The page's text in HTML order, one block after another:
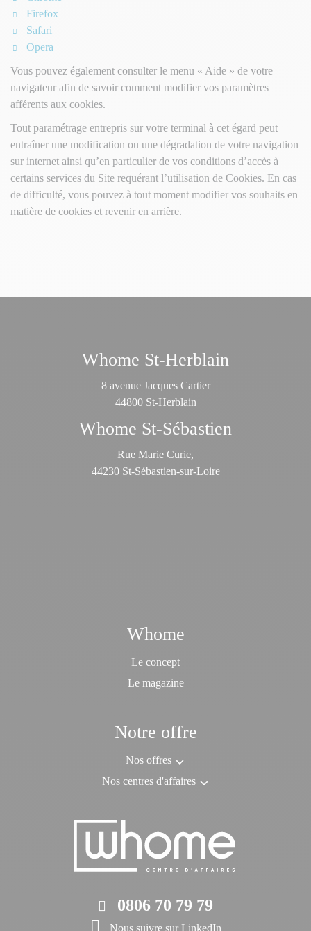
Firefox
Safari
Opera
Vous pouvez également consulter le menu « Aide » de votre
navigateur afin de savoir comment modifier vos paramètres
afférents aux cookies.
Tout paramétrage entrepris sur votre terminal à cet égard peut
entraîner une modification ou une dégradation de votre navigation
sur internet ainsi qu’en particulier de vos conditions d’accès à
certains services du Site requérant l’utilisation de Cookies. En cas
de difficulté, vous pouvez à tout moment modifier vos souhaits en
matière de cookies et revenir en arrière.
0806 70 79 79
Nous suivre sur LinkedIn
Whome St-Herblain
8 avenue Jacques Cartier
44800 St-Herblain
Whome St-Sébastien
Rue Marie Curie,
44230 St-Sébastien-sur-Loire
Whome
Le concept
Le magazine
Notre offre
Nos offres
Nos centres d'affaires